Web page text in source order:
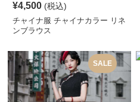
¥4,500 (税込)
チャイナ服 チャイナカラー リネ
ンブラウス
SALE